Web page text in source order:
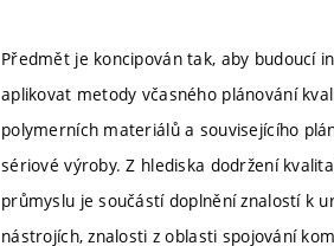
Předmět je koncipován tak, aby budoucí
aplikovat metody včasného plánování
polymerních materiálů a souvisejícího
sériové výroby. Z hlediska dodržení
průmyslu je součástí doplnění znalostí k
nástrojích, znalosti z oblasti spojování